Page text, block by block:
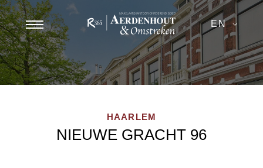
EN
HAARLEM
NIEUWE GRACHT 96